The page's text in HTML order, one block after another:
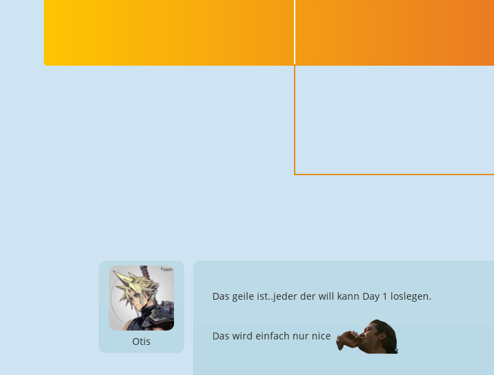
Otis
Das geile ist..jeder der will kann Day 1 loslegen.
Das wird einfach nur nice